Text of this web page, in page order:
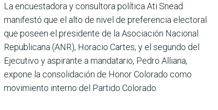
La encuestadora y consultora política Ati Snead
manifestó que el alto de nivel de prefe­rencia electoral
que poseen el presidente de la Asociación Nacional
Republicana (ANR), Horacio Cartes, y el segundo del
Ejecutivo y aspirante a mandatario, Pedro Alliana,
expone la consolidación de Honor Colorado como
movi­miento interno del Partido Colorado.